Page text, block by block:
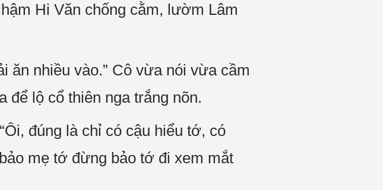
Hi Văn chống cằm, lườm Lâm
ăn nhiều vào.” Cô vừa nói vừa cầm
để lộ cổ thiên nga trắng nõn.
đúng là chỉ có cậu hiểu tớ, có
mẹ tớ đừng bảo tớ đi xem mắt